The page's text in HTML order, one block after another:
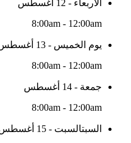
الأربعاء - 12 أغسطس
8:00am - 12:00am
يوم الخميس - 13 أغسطس
8:00am - 12:00am
جمعة - 14 أغسطس
8:00am - 12:00am
السبتالسبت - 15 أغسطس